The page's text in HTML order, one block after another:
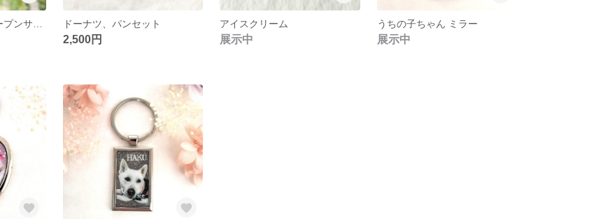
フルーツクリームオープンサンド ドーナツ、パンセット
2,500円
アイスクリーム
展示中
うちの子ちゃん ミラー
展示中